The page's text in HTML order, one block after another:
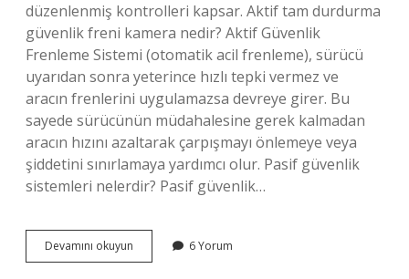
düzenlenmiş kontrolleri kapsar. Aktif tam durdurma
güvenlik freni kamera nedir? Aktif Güvenlik
Frenleme Sistemi (otomatik acil frenleme), sürücü
uyarıdan sonra yeterince hızlı tepki vermez ve
aracın frenlerini uygulamazsa devreye girer. Bu
sayede sürücünün müdahalesine gerek kalmadan
aracın hızını azaltarak çarpışmayı önlemeye veya
şiddetini sınırlamaya yardımcı olur. Pasif güvenlik
sistemleri nelerdir? Pasif güvenlik…
Devamını okuyun
Güvenlik
6 Yorum